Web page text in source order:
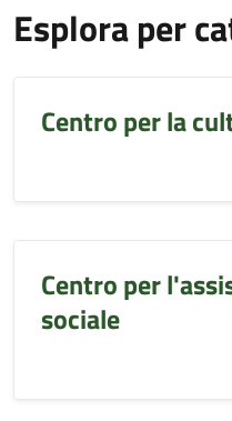
Esplora per
Centro per la
Centro per
sociale